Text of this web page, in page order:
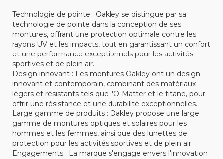
Technologie de pointe : Oakley se distingue par sa
technologie de pointe dans la conception de ses
montures, offrant une protection optimale contre les
rayons UV et les impacts, tout en garantissant un confort
et une performance exceptionnels pour les activités
sportives et de plein air.
Design innovant : Les montures Oakley ont un design
innovant et contemporain, combinant des matériaux
légers et résistants tels que l'O-Matter et le titane, pour
offrir une résistance et une durabilité exceptionnelles.
Large gamme de produits : Oakley propose une large
gamme de montures optiques et solaires pour les
hommes et les femmes, ainsi que des lunettes de
protection pour les activités sportives et de plein air.
Engagements : La marque s'engage envers l'innovation